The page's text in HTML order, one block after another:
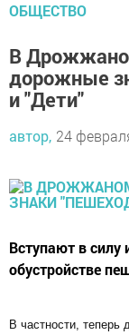
ОБЩЕСТВО
В
дорожные
и "Дети"
автор, 24
Вступают в силу
обустройстве
В частности,